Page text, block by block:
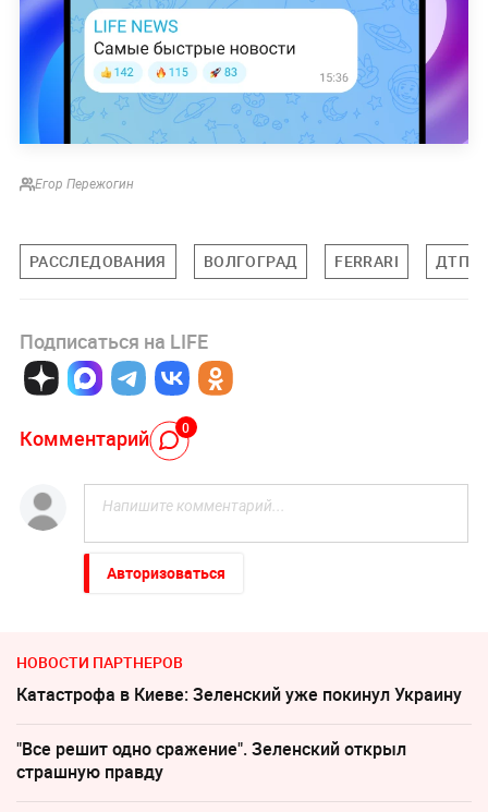
Егор Пережогин
РАССЛЕДОВАНИЯ ВОЛГОГРАД FERRARI ДТП
Подписаться на LIFE
Комментарий 0
Авторизоваться
НОВОСТИ ПАРТНЕРОВ
Катастрофа в Киеве: Зеленский уже покинул Украину
"Все решит одно сражение". Зеленский открыл
страшную правду